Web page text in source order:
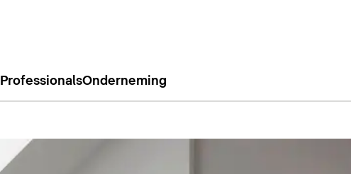
ProfessionalsOnderneming